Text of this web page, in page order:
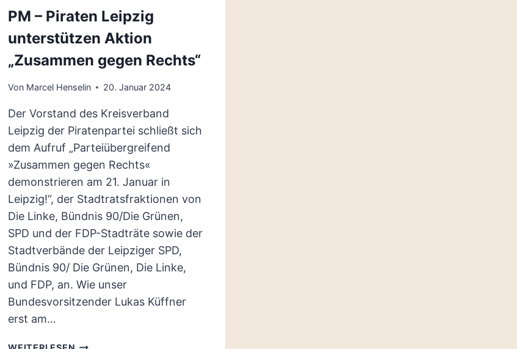
PM – Piraten Leipzig
unterstützen Aktion
„Zusammen gegen Rechts“
Von Marcel Henselin 20. Januar 2024
Der Vorstand des Kreisverband
Leipzig der Piratenpartei schließt sich
dem Aufruf „Parteiübergreifend
»Zusammen gegen Rechts«
demonstrieren am 21. Januar in
Leipzig!“, der Stadtratsfraktionen von
Die Linke, Bündnis 90/Die Grünen,
SPD und der FDP-Stadträte sowie der
Stadtverbände der Leipziger SPD,
Bündnis 90/ Die Grünen, Die Linke,
und FDP, an. Wie unser
Bundesvorsitzender Lukas Küffner
erst am…
PM